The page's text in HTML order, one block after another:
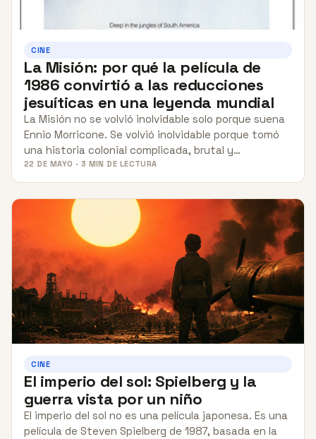
CINE
La Misión: por qué la película de
1986 convirtió a las reducciones
jesuíticas en una leyenda mundial
La Misión no se volvió inolvidable solo porque suena
Ennio Morricone. Se volvió inolvidable porque tomó
una historia colonial complicada, brutal y…
22 DE MAYO · 3 MIN DE LECTURA
CINE
El imperio del sol: Spielberg y la
guerra vista por un niño
El imperio del sol no es una película japonesa. Es una
película de Steven Spielberg de 1987, basada en la